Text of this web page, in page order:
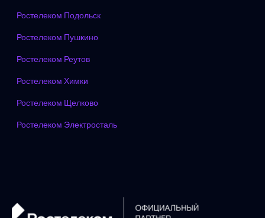
Ростелеком Подольск
Ростелеком Пушкино
Ростелеком Реутов
Ростелеком Химки
Ростелеком Щелково
Ростелеком Электросталь